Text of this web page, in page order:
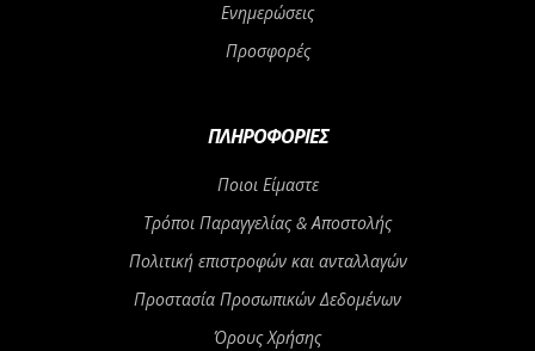
Ενημερώσεις
Προσφορές
ΠΛΗΡΟΦΟΡΊΕΣ
Ποιοι Είμαστε
Τρόποι Παραγγελίας & Αποστολής
Πολιτική επιστροφών και ανταλλαγών
Προστασία Προσωπικών Δεδομένων
Όρους Χρήσης